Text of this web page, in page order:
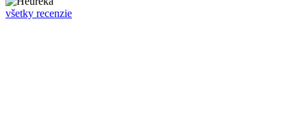
všetky recenzie